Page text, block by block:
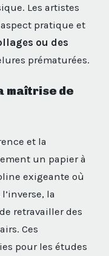
Les artistes
pratique et
ou des
prématurées.
maîtrise de
et la
un papier à
exigeante où
la
retravailler des
Ces
pour les études